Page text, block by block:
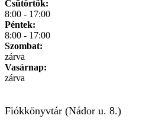
Csütörtök:
8:00 - 17:00
Péntek:
8:00 - 17:00
Szombat:
zárva
Vasárnap:
zárva
Fiókkönyvtár (Nádor u. 8.)